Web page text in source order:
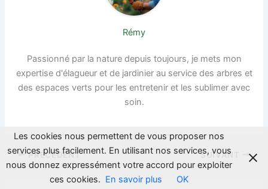
Rémy
Passionné par la nature depuis toujours, je mets mon
expertise d'élagueur et de jardinier au service des arbres et
des espaces verts pour les entretenir et les sublimer avec
soin.
PRÉCÉDENT SUIVANT
Les cookies nous permettent de vous proposer nos
services plus facilement. En utilisant nos services, vous
nous donnez expressément votre accord pour exploiter
ces cookies. En savoir plus OK